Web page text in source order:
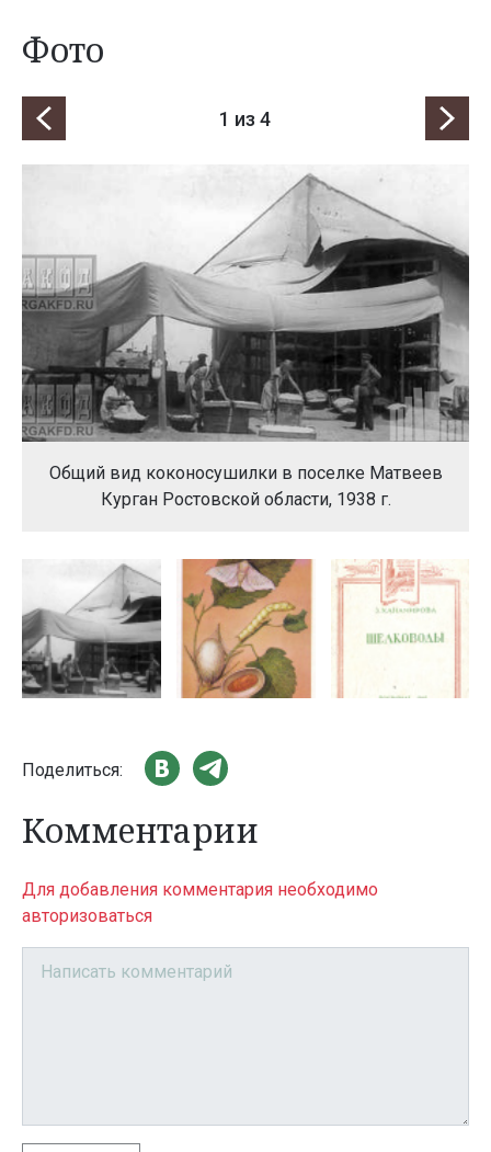
Фото
1 из 4
Общий вид коконосушилки в поселке Матвеев
Курган Ростовской области, 1938 г.
Поделиться:
Комментарии
Для добавления комментария необходимо
авторизоваться